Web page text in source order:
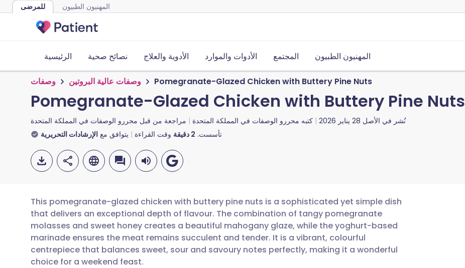
للمرضى المهنيون الطبيون
الرئيسية نصائح صحية الأدوية والعلاج الأدوات والموارد المجتمع المهنيون الطبيون
وصفات وصفات عالية البروتين Pomegranate-Glazed Chicken with Buttery Pine Nuts
Pomegranate-Glazed Chicken with Buttery Pine Nuts
مراجعة من قبل محررو الوصفات في المملكة المتحدة كتبه محررو الوصفات في المملكة المتحدة نُشر في الأصل 28 يناير 2026
يتوافق مع الإرشادات التحريرية تأسست. 2 دقيقة وقت القراءة
مشاركة عبر البريد الإلكتروني
مشاركة عبر فيسبوك
🇬🇧 English 🇩🇪 Deutsch
🇪🇸 Español 🇫🇷 Français
This pomegranate-glazed chicken with buttery pine nuts is a sophisticated yet simple dish
that delivers an exceptional depth of flavour. The combination of tangy pomegranate
molasses and sweet honey creates a beautiful mahogany glaze, while the yoghurt-based
marinade ensures the meat remains succulent and tender. It is a vibrant, colourful
centrepiece that balances sweet, sour and savoury notes perfectly, making it a wonderful
choice for a weekend feast.